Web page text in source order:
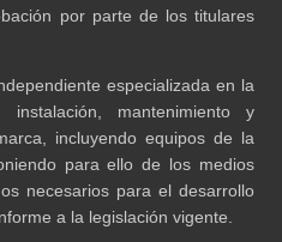
por parte de los titulares
especializada en la
instalación, mantenimiento y
incluyendo equipos de la
para ello de los medios
necesarios para el desarrollo
a la legislación vigente.